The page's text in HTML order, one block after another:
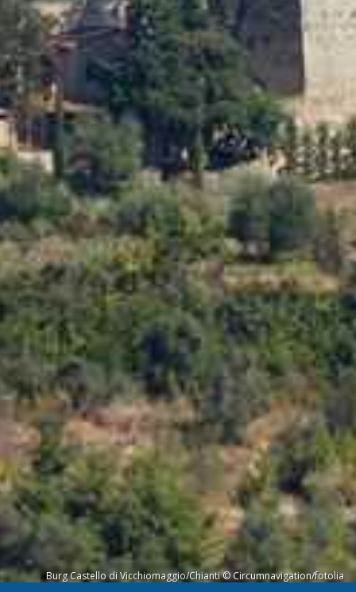
Burg Castello di Vicchiomaggio/Chianti © Circumnavigation/fotolia